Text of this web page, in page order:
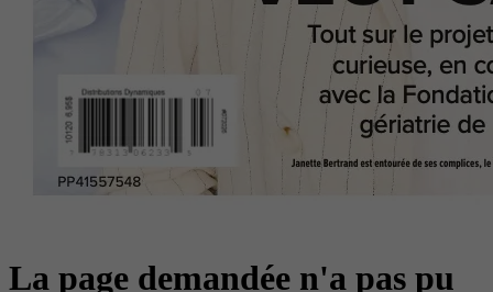
La page demandée n'a pas pu